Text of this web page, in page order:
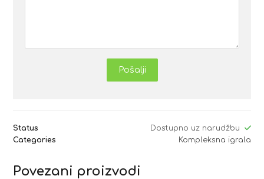
Pošalji
Status
Dostupno uz narudžbu
Categories
Kompleksna igrala
Povezani proizvodi